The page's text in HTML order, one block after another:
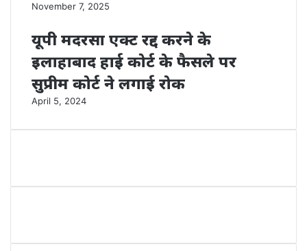
November 7, 2025
यूपी मदरसा एक्ट रद्द करने के
इलाहाबाद हाई कोर्ट के फैसले पर
सुप्रीम कोर्ट ने लगाई रोक
April 5, 2024